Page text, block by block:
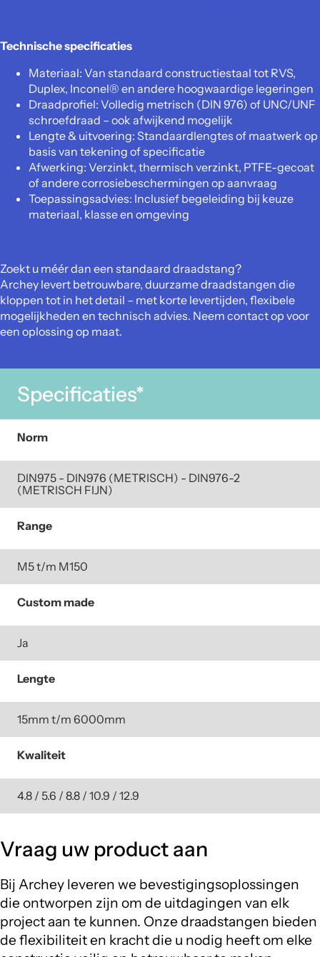
Technische specificaties
Materiaal: Van standaard constructiestaal tot RVS,
Duplex, Inconel® en andere hoogwaardige legeringen
Draadprofiel: Volledig metrisch (DIN 976) of UNC/UNF
schroefdraad – ook afwijkend mogelijk
Lengte & uitvoering: Standaardlengtes of maatwerk op
basis van tekening of specificatie
Afwerking: Verzinkt, thermisch verzinkt, PTFE-gecoat
of andere corrosiebeschermingen op aanvraag
Toepassingsadvies: Inclusief begeleiding bij keuze
materiaal, klasse en omgeving
Zoekt u méér dan een standaard draadstang?
Archey levert betrouwbare, duurzame draadstangen die
kloppen tot in het detail – met korte levertijden, flexibele
mogelijkheden en technisch advies. Neem contact op voor
een oplossing op maat.
Specificaties*
Norm
DIN975 - DIN976 (METRISCH) - DIN976-2
(METRISCH FIJN)
Range
M5 t/m M150
Custom made
Ja
Lengte
15mm t/m 6000mm
Kwaliteit
4.8 / 5.6 / 8.8 / 10.9 / 12.9
Vraag uw product aan
Bij Archey leveren we bevestigingsoplossingen
die ontworpen zijn om de uitdagingen van elk
project aan te kunnen. Onze draadstangen bieden
de flexibiliteit en kracht die u nodig heeft om elke